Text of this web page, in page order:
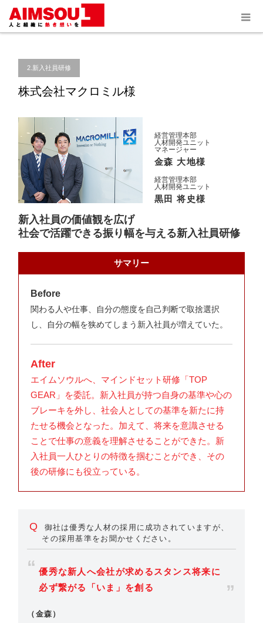
導入事例
2.新入社員研修
株式会社マクロミル様
経営管理本部
人材開発ユニット
マネージャー
金森 大地様
経営管理本部
人材開発ユニット
黒田 将史様
新入社員の価値観を広げ
社会で活躍できる振り幅を与える新入社員研修
サマリー
Before
関わる人や仕事、自分の態度を自己判断で取捨選択
し、自分の幅を狭めてしまう新入社員が増えていた。
After
エイムソウルへ、マインドセット研修「TOP
GEAR」を委託。新入社員が持つ自身の基準や心の
ブレーキを外し、社会人としての基準を新たに持
たせる機会となった。加えて、将来を意識させる
ことで仕事の意義を理解させることができた。新
入社員一人ひとりの特徴を掴むことができ、その
後の研修にも役立っている。
Q
御社は優秀な人材の採用に成功されていますが、
その採用基準をお聞かせください。
優秀な新人へ会社が求めるスタンス将来に
必ず繋がる「いま」を創る
（金森）